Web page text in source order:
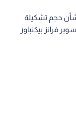
حجم تشكيلة
فرانز بيكنباور